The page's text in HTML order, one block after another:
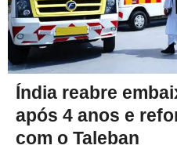
Índia reabre
após 4 anos e
com o Taleban